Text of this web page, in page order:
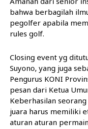
bahwa berbagilah
pegolfer apabila
rules golf.
Closing event yg
Suyono, yang juga
Pengurus KONI
pesan dari Ketua
Keberhasilan
juara harus memiliki
aturan aturan